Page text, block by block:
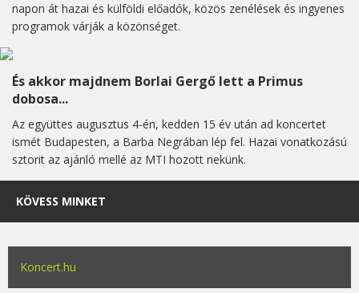
napon át hazai és külföldi előadók, közös zenélések és ingyenes
programok várják a közönséget.
És akkor majdnem Borlai Gergő lett a Primus
dobosa...
Az együttes augusztus 4-én, kedden 15 év után ad koncertet
ismét Budapesten, a Barba Negrában lép fel. Hazai vonatkozású
sztorit az ajánló mellé az MTI hozott nekünk.
KÖVESS MINKET
Koncert.hu